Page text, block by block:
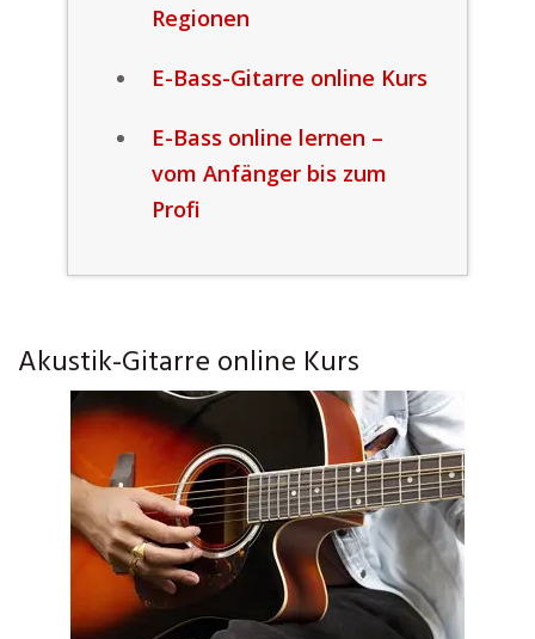
Regionen
E-Bass-Gitarre online Kurs
E-Bass online lernen –
vom Anfänger bis zum
Profi
Akustik-Gitarre online Kurs